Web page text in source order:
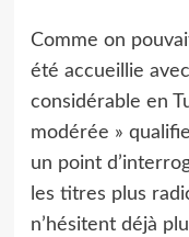
Comme on
été accueillie
considérable en
modérée »
un point
les titres plus
n’hésitent déjà